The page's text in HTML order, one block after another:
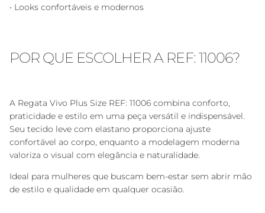
• Looks confortáveis e modernos
POR QUE ESCOLHER A REF: 11006?
A Regata Vivo Plus Size REF: 11006 combina conforto,
praticidade e estilo em uma peça versátil e indispensável.
Seu tecido leve com elastano proporciona ajuste
confortável ao corpo, enquanto a modelagem moderna
valoriza o visual com elegância e naturalidade.
Ideal para mulheres que buscam bem-estar sem abrir mão
de estilo e qualidade em qualquer ocasião.